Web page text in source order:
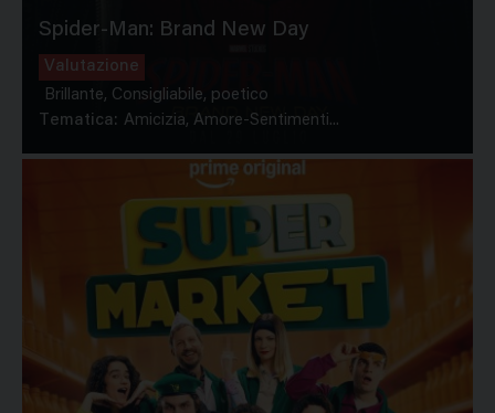
Spider-Man: Brand New Day
Valutazione
Brillante, Consigliabile, poetico
Tematica: Amicizia, Amore-Sentimenti...